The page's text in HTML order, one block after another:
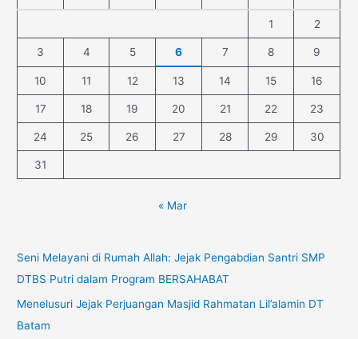
1 2
3 4 5 6 7 8 9
10 11 12 13 14 15 16
17 18 19 20 21 22 23
24 25 26 27 28 29 30
31
« Mar
Seni Melayani di Rumah Allah: Jejak Pengabdian Santri SMP
DTBS Putri dalam Program BERSAHABAT
Menelusuri Jejak Perjuangan Masjid Rahmatan Lil’alamin DT
Batam